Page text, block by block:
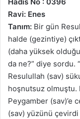
Ravi: Enes
Tanım: Bir gün
halde (gezintiye)
(daha yüksek
da ne?” diye sordu.
Resulullah (sav)
hoşnutsuz olmuştu.
Peygamber (sav)’e
(sav) yüzünü çevirdi